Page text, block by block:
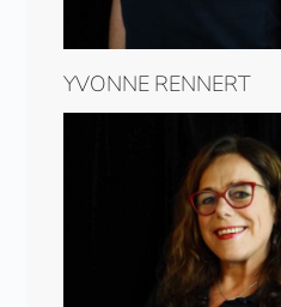
YVONNE RENNERT